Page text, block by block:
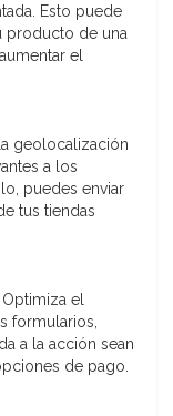
Esto puede
producto de una
el
geolocalización
a los
puedes enviar
tus tiendas
Optimiza el
formularios,
a la acción sean
de pago.